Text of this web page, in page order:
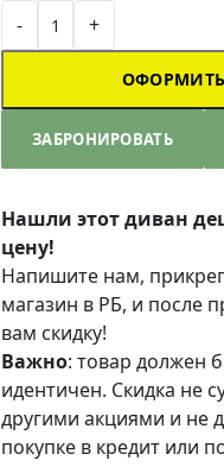
- +
ЗАБРОНИРОВАТЬ
Нашли этот диван
цену!
Напишите нам,
магазин в РБ, и после
вам скидку!
Важно: товар должен
идентичен. Скидка не
другими акциями и не
покупке в кредит или